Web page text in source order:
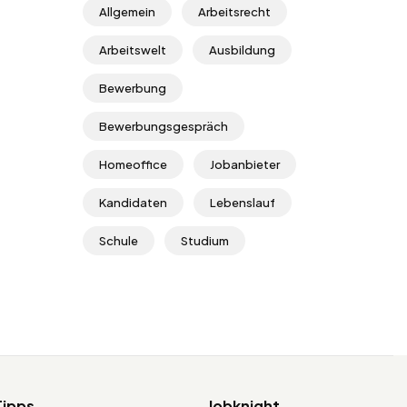
Allgemein Arbeitsrecht
Arbeitswelt Ausbildung
Bewerbung
Bewerbungsgespräch
Homeoffice Jobanbieter
Kandidaten Lebenslauf
Schule Studium